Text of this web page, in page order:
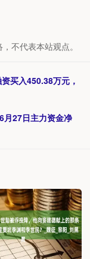
不代表本站观点。
买入450.38万元，
月27日主力资金净